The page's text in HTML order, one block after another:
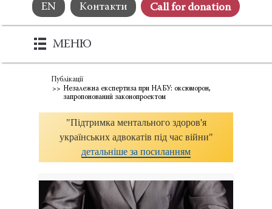
EN Контакти Сall for donation
МЕНЮ
Публікації
Незалежна експертиза при НАБУ: оксюморон,
запропонований законопроектом
"Підтримка ментального здоров'я
українських адвокатів під час війни"
детальніше за посиланням